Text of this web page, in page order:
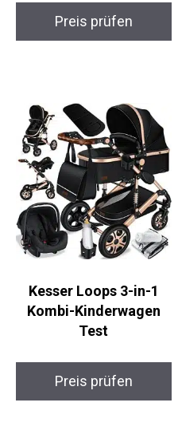
Preis prüfen
Kesser Loops 3-in-1
Kombi-Kinderwagen
Test
Preis prüfen